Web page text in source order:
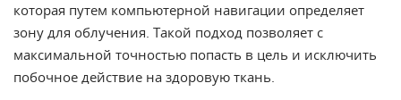
которая путем компьютерной навигации определяет
зону для облучения. Такой подход позволяет с
максимальной точностью попасть в цель и исключить
побочное действие на здоровую ткань.